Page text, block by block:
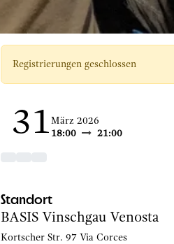
Registrierungen geschlossen
31 März 2026
18:00
21:00
Standort
BASIS Vinschgau Venosta
Kortscher Str. 97 Via Corces